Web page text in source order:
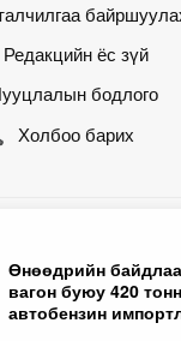
Өнөөдрийн
вагон буюу 420
автобензин
Редакцийн ёс зүй
бодлого
Холбоо барих
ХХК • Бүх эрх